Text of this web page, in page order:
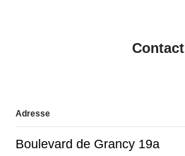
Contact
Adresse
Boulevard de Grancy 19a